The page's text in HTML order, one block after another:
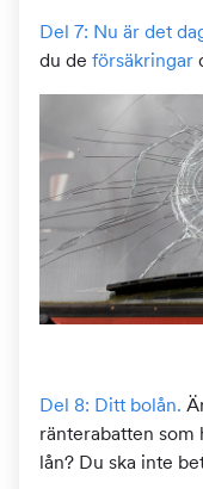
Del 7: Nu är det
du de försäkringar
Del 8: Ditt bolån.
ränterabatten som
lån? Du ska inte